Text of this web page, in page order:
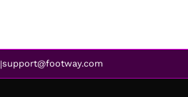
|support@footway.com